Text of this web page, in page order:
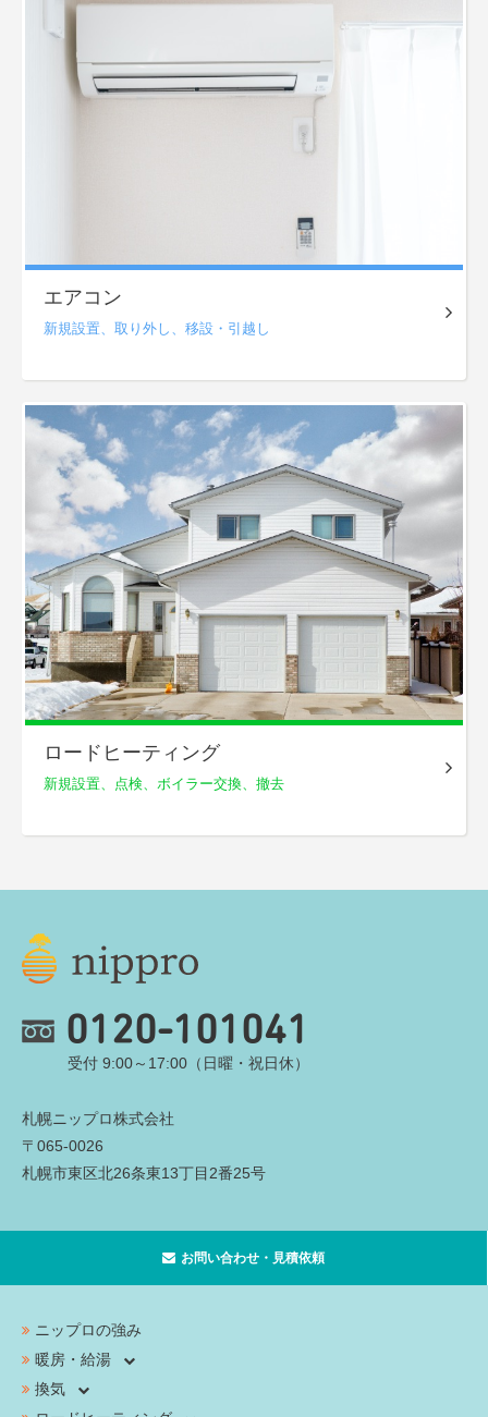
エアコン
新規設置、 取り外し、 移設・引越し
ロードヒーティング
新規設置、点検、 ボイラー交換、撤去
0120-101041
受付 9:00～17:00（日曜・祝日休）
札幌ニップロ株式会社
〒065-0026
札幌市東区北26条東13丁目2番25号
お問い合わせ・見積依頼
ニップロの強み
暖房・給湯
換気